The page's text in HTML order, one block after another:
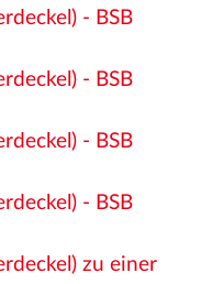
- BSB
- BSB
- BSB
- BSB
zu einer